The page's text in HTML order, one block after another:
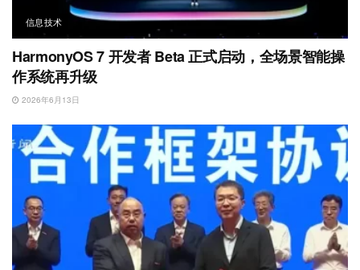
信息技术
HarmonyOS 7 开发者 Beta 正式启动，全场景智能操
作系统再升级
2026年6月13日